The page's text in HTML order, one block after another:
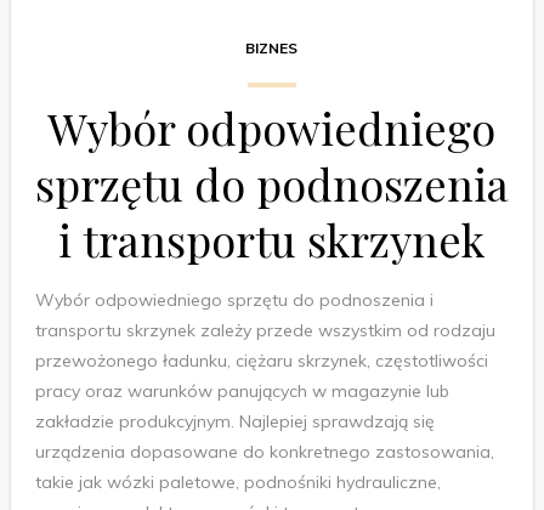
BIZNES
Wybór odpowiedniego
sprzętu do podnoszenia
i transportu skrzynek
Wybór odpowiedniego sprzętu do podnoszenia i
transportu skrzynek zależy przede wszystkim od rodzaju
przewożonego ładunku, ciężaru skrzynek, częstotliwości
pracy oraz warunków panujących w magazynie lub
zakładzie produkcyjnym. Najlepiej sprawdzają się
urządzenia dopasowane do konkretnego zastosowania,
takie jak wózki paletowe, podnośniki hydrauliczne,